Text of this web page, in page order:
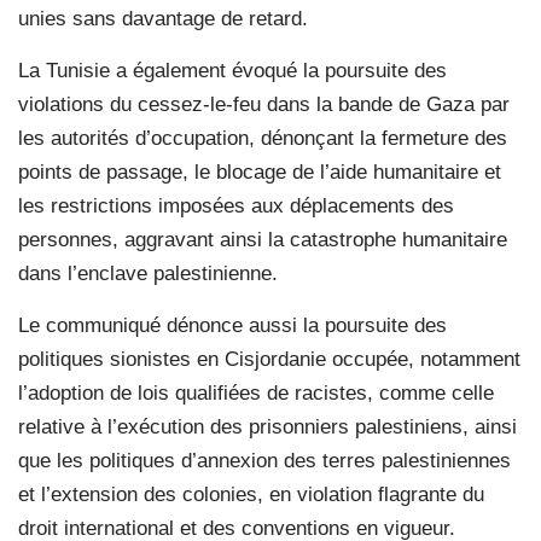
unies sans davantage de retard.
La Tunisie a également évoqué la poursuite des
violations du cessez-le-feu dans la bande de Gaza par
les autorités d’occupation, dénonçant la fermeture des
points de passage, le blocage de l’aide humanitaire et
les restrictions imposées aux déplacements des
personnes, aggravant ainsi la catastrophe humanitaire
dans l’enclave palestinienne.
Le communiqué dénonce aussi la poursuite des
politiques sionistes en Cisjordanie occupée, notamment
l’adoption de lois qualifiées de racistes, comme celle
relative à l’exécution des prisonniers palestiniens, ainsi
que les politiques d’annexion des terres palestiniennes
et l’extension des colonies, en violation flagrante du
droit international et des conventions en vigueur.